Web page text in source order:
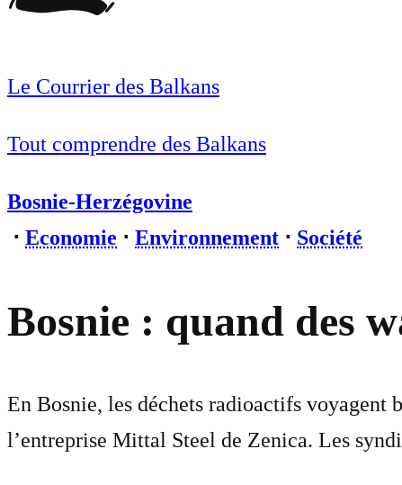
Le Courrier des Balkans
Tout comprendre des Balkans
Bosnie-Herzégovine
⋅ Economie ⋅ Environnement ⋅ Société
Bosnie : quand des
En Bosnie, les déchets radioactifs voyagent
l’entreprise Mittal Steel de Zenica. Les